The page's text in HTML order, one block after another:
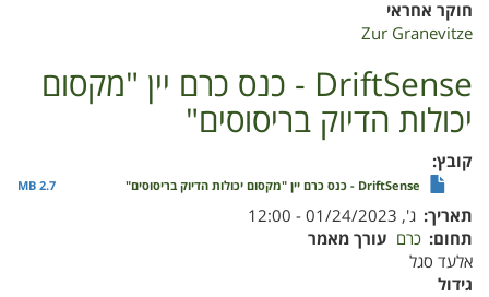
CROP
-
See
Your
Crop
Precise
for
crop
optimization
חוקר אחראי
Zur Granevitze
DriftSense - כנס כרם יין "מקסום
יכולות הדיוק בריסוסים"
קובץ
DriftSense - כנס כרם יין "מקסום יכולות הדיוק בריסוסים" 2.7 MB
תאריך ג', 01/24/2023 - 12:00
תחום כרם עורך מאמר
אלעד סגל
גידול